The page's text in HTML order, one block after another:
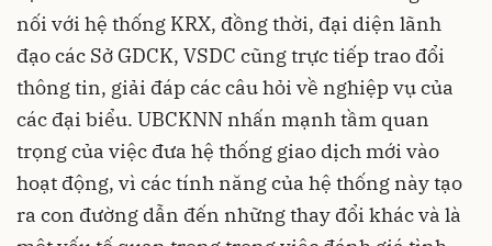
nối với hệ thống KRX, đồng thời, đại diện lãnh
đạo các Sở GDCK, VSDC cũng trực tiếp trao đổi
thông tin, giải đáp các câu hỏi về nghiệp vụ của
các đại biểu. UBCKNN nhấn mạnh tầm quan
trọng của việc đưa hệ thống giao dịch mới vào
hoạt động, vì các tính năng của hệ thống này tạo
ra con đường dẫn đến những thay đổi khác và là